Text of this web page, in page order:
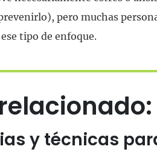
pero muchas
tipo de enfoque.
y técnicas